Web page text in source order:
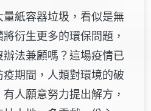
紙容器垃圾，看似是無
衍生更多的環保問題，
法兼顧嗎？這場疫情已
期間，人類對環境的破
人願意努力提出解方，